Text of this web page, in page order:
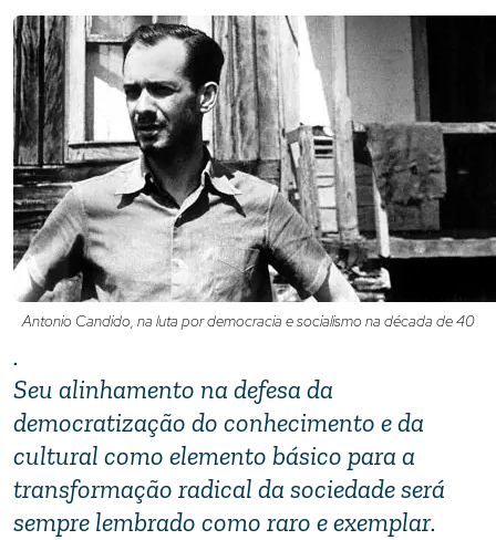
Antonio Candido, na luta por democracia e socialismo na década de 40
.
Seu alinhamento na defesa da
democratização do conhecimento e da
cultural como elemento básico para a
transformação radical da sociedade será
sempre lembrado como raro e exemplar.